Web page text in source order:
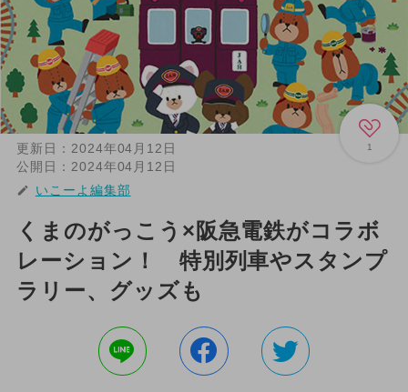
1
更新日： 2024年04月12日
公開日： 2024年04月12日
いこーよ編集部
くまのがっこう×阪急電鉄がコラボ
レーション！ 特別列車やスタンプ
ラリー、グッズも